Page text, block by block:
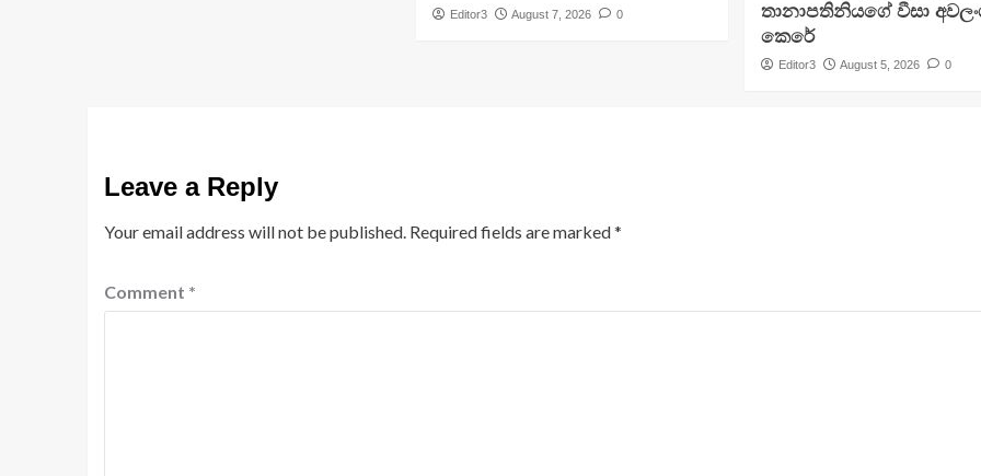
Editor3 August 7, 2026 0
තානාපතිනියගේ වීසා
කෙරේ
Editor3 August 5, 2026 0
Leave a Reply
Your email address will not be published. Required fields are marked*
Comment *